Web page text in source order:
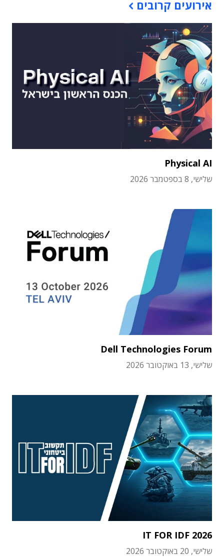
אירועים קרובים
Physical AI
שלישי, 8 בספטמבר 2026
Dell Technologies Forum
שלישי, 13 באוקטובר 2026
IT FOR IDF 2026
שלישי, 20 באוקטובר 2026